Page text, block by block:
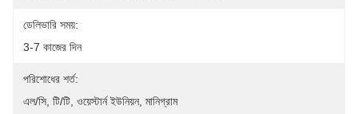
ডেলিভারি সময়:
3-7 কাজের দিন
পরিশোধের শর্ত:
এল/সি, টি/টি, ওয়েস্টার্ন ইউনিয়ন, মানিগ্রাম